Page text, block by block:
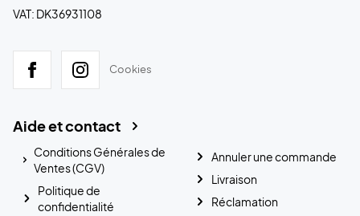
VAT: DK36931108
Cookies
Aide et contact
Conditions Générales de
Ventes (CGV)
Politique de
confidentialité
Annuler une commande
Livraison
Réclamation